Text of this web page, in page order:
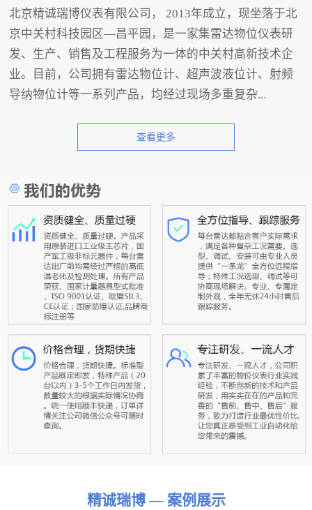
北京精诚瑞博仪表有限公司， 2013年成立，现坐落于北
京中关村科技园区—昌平园，是一家集雷达物位仪表研
发、生产、销售及工程服务为一体的中关村高新技术企
业。目前，公司拥有雷达物位计、超声波液位计、射频
导纳物位计等一系列产品，均经过现场多重复杂...
查看更多
精诚瑞博 — 案例展示